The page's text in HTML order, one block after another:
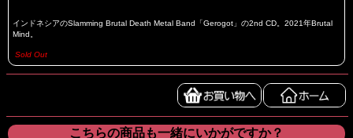
インドネシアのSlamming Brutal Death Metal Band「Gerogot」の2nd CD。2021年Brutal
Mind。
Sold Out
こちらの商品も一緒にいかがですか？